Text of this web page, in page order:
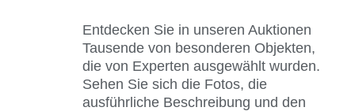
Entdecken Sie in unseren Auktionen
Tausende von besonderen Objekten,
die von Experten ausgewählt wurden.
Sehen Sie sich die Fotos, die
ausführliche Beschreibung und den